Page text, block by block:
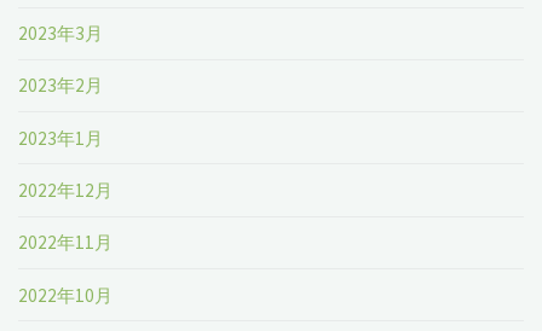
2023年3月
2023年2月
2023年1月
2022年12月
2022年11月
2022年10月